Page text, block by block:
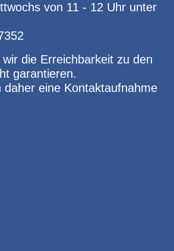
von 11 - 12 Uhr unter
die Erreichbarkeit zu den
garantieren.
daher eine Kontaktaufnahme